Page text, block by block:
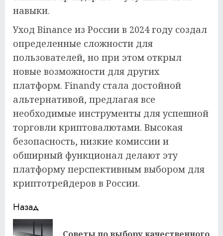
навыки.
Уход Binance из России в 2024 году создал
определенные сложности для
пользователей, но при этом открыл
новые возможности для других
платформ. Finandy стала достойной
альтернативой, предлагая все
необходимые инструменты для успешной
торговли криптовалютами. Высокая
безопасность, низкие комиссии и
обширный функционал делают эту
платформу перспективным выбором для
криптотрейдеров в России.
Продолжить
чтение
Назад